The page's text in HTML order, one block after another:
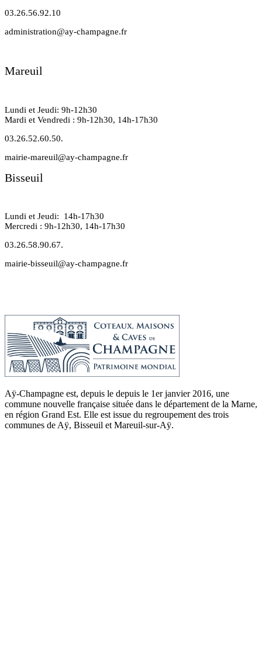
03.26.56.92.10
administration@ay-champagne.fr
Mareuil
Lundi et Jeudi: 9h-12h30
Mardi et Vendredi : 9h-12h30, 14h-17h30
03.26.52.60.50.
mairie-mareuil@ay-champagne.fr
Bisseuil
Lundi et Jeudi: 14h-17h30
Mercredi : 9h-12h30, 14h-17h30
03.26.58.90.67.
mairie-bisseuil@ay-champagne.fr
Aÿ-Champagne est, depuis le depuis le 1er janvier 2016, une
commune nouvelle française située dans le département de la Marne,
en région Grand Est. Elle est issue du regroupement des trois
communes de Aÿ, Bisseuil et Mareuil-sur-Aÿ.